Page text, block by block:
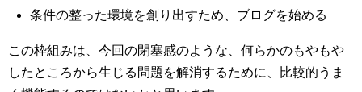
条件の整った環境を創り出すため、ブログを始める
この枠組みは、今回の閉塞感のような、何らかのもやもや
したところから生じる問題を解消するために、比較的うま